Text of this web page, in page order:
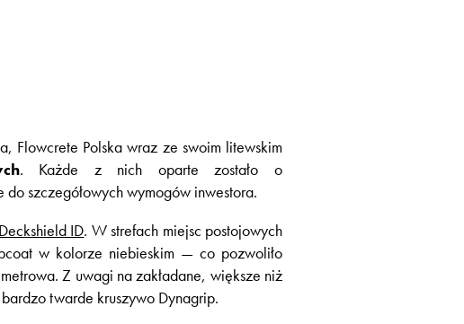
Flowcrete Polska wraz ze swoim litewskim
. Każde z nich oparte zostało o
do szczegółowych wymogów inwestora.
Deckshield ID. W strefach miejsc postojowych
w kolorze niebieskim — co pozwoliło
Z uwagi na zakładane, większe niż
twarde kruszywo Dynagrip.